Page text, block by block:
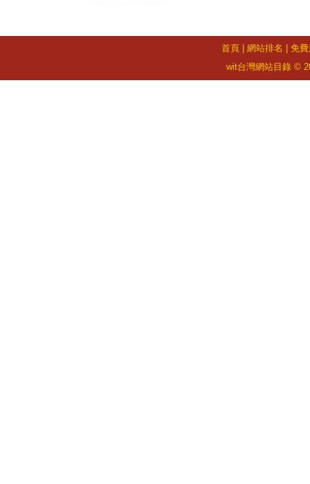
首頁| 網站排名
免
wit台灣網站目錄 ©